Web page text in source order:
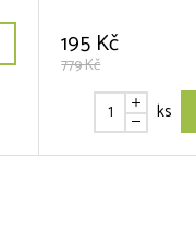
195 Kč
779 Kč
ks